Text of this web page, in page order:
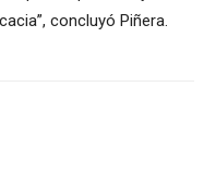
concluyó Piñera.